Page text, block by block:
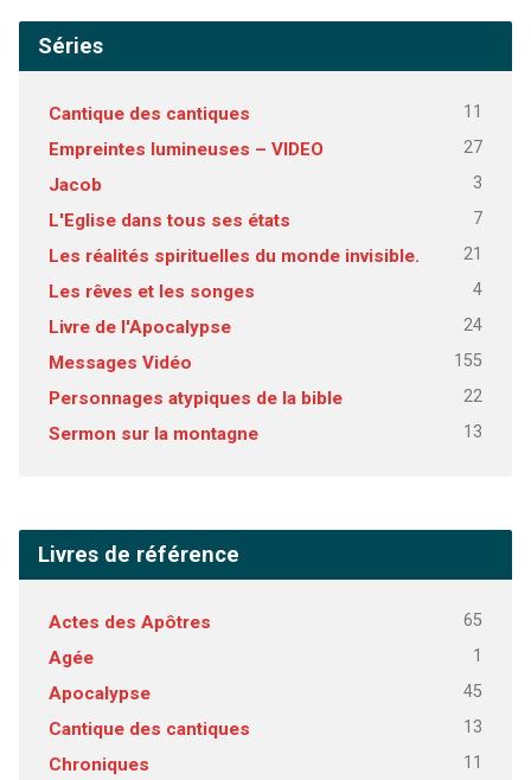
Séries
Cantique des cantiques 11
Empreintes lumineuses – VIDEO 27
Jacob 3
L'Eglise dans tous ses états 7
Les réalités spirituelles du monde invisible. 21
Les rêves et les songes 4
Livre de l'Apocalypse 24
Messages Vidéo 155
Personnages atypiques de la bible 22
Sermon sur la montagne 13
Livres de référence
Actes des Apôtres 65
Agée 1
Apocalypse 45
Cantique des cantiques 13
Chroniques 11